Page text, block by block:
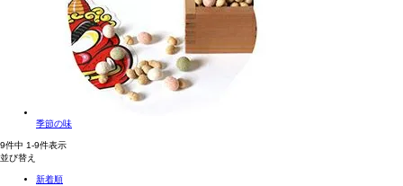
季節の味
9件中 1-9件表示
並び替え
新着順